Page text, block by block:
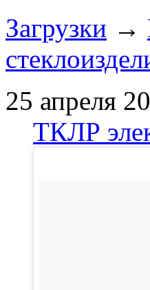
Загрузки →
25 апреля
ТКЛР